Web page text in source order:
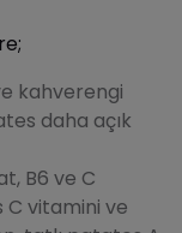
kahverengi
daha açık
B6 ve C
vitamini ve